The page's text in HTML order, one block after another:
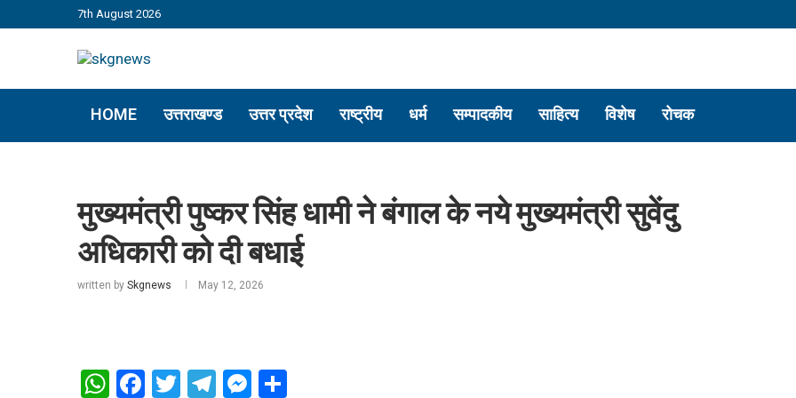
7th August 2026
HOME उत्तराखण्ड उत्तर प्रदेश राष्ट्रीय धर्म सम्पादकीय साहित्य विशेष रोचक
मुख्यमंत्री पुष्कर सिंह धामी ने बंगाल के नये मुख्यमंत्री सुवेंदु
अधिकारी को दी बधाई
written by Skgnews May 12, 2026
WhatsApp
Facebook
Twitter
Telegram
Messenger